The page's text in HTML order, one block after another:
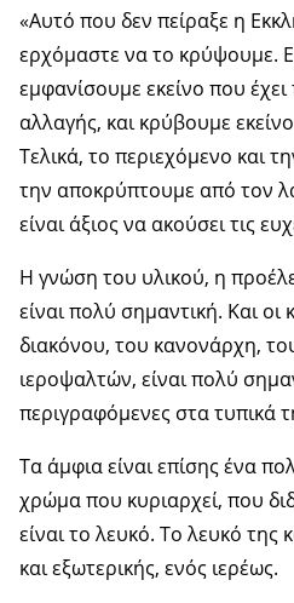
«Αυτό που δεν πείραξε η
ερχόμαστε να το κρύψουμε.
εμφανίσουμε εκείνο που
αλλαγής, και κρύβουμε
Τελικά, το περιεχόμενο και
την αποκρύπτουμε από τον
είναι άξιος να ακούσει τις
Η γνώση του υλικού, η
είναι πολύ σημαντική. Και οι
διακόνου, του κανονάρχη,
ιεροψαλτών, είναι πολύ
περιγραφόμενες στα τυπικά
Τα άμφια είναι επίσης ένα
χρώμα που κυριαρχεί, που
είναι το λευκό. Το λευκό της
και εξωτερικής, ενός ιερέως.